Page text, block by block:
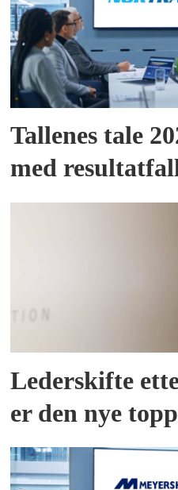
Tallenes tale
med
Lederskifte
er den nye